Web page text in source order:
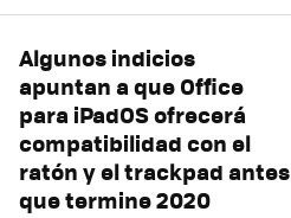
Algunos indicios
apuntan a que Office
para iPadOS ofrecerá
compatibilidad con el
ratón y el trackpad antes
que termine 2020